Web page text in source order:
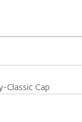
Classic Cap